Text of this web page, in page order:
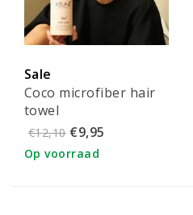
Sale
Coco microfiber hair
towel
€12,10 €9,95
Op voorraad